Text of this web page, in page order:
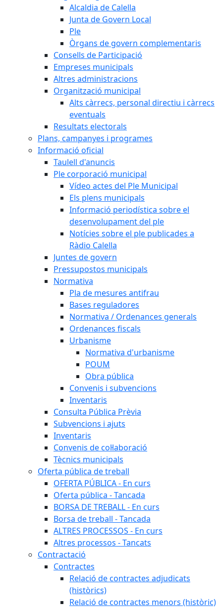
Alcaldia de Calella
Junta de Govern Local
Ple
Òrgans de govern complementaris
Consells de Participació
Empreses municipals
Altres administracions
Organització municipal
Alts càrrecs, personal directiu i càrrecs
eventuals
Resultats electorals
Plans, campanyes i programes
Informació oficial
Taulell d'anuncis
Ple corporació municipal
Vídeo actes del Ple Municipal
Els plens municipals
Informació periodística sobre el
desenvolupament del ple
Notícies sobre el ple publicades a
Ràdio Calella
Juntes de govern
Pressupostos municipals
Normativa
Pla de mesures antifrau
Bases reguladores
Normativa / Ordenances generals
Ordenances fiscals
Urbanisme
Normativa d'urbanisme
POUM
Obra pública
Convenis i subvencions
Inventaris
Consulta Pública Prèvia
Subvencions i ajuts
Inventaris
Convenis de col·laboració
Tècnics municipals
Oferta pública de treball
OFERTA PÚBLICA - En curs
Oferta pública - Tancada
BORSA DE TREBALL - En curs
Borsa de treball - Tancada
ALTRES PROCESSOS - En curs
Altres processos - Tancats
Contractació
Contractes
Relació de contractes adjudicats
(històrics)
Relació de contractes menors (històric)